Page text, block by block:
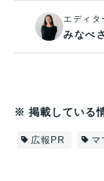
エディタ
みなべ
※ 掲載している
広報PR マ